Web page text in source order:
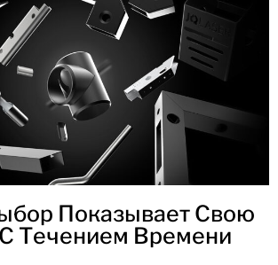
Показывает Свою
Течением Времени